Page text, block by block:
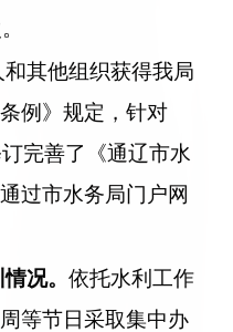
其他组织获得我局
例》规定，针对
完善了《通辽市水
过市水务局门户网
况。 依托水利工作
等节日采取集中办